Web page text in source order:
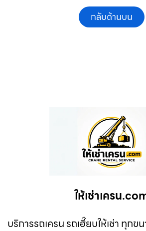
กลับด้านบน
ให้เช่าเครน
บริการรถเครน รถเฮี๊ยบให้เช่า ทุก